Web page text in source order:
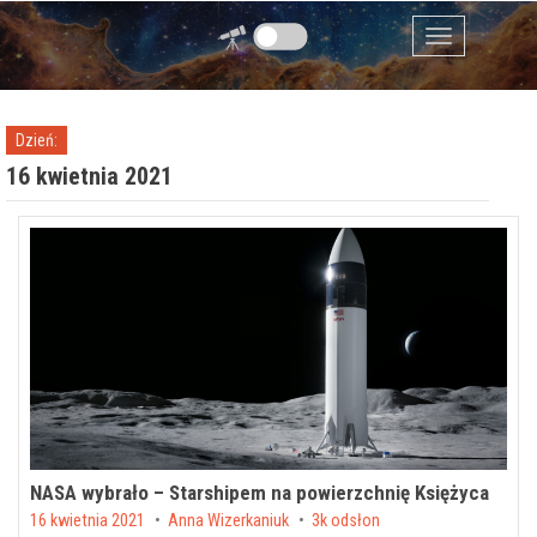
Przejdź do zawartości
Menu
Dzień:
16 kwietnia 2021
NASA wybrało – Starshipem na powierzchnię Księżyca
Posted on
16 kwietnia 2021 by Anna Wizerkaniuk 3k odsłon